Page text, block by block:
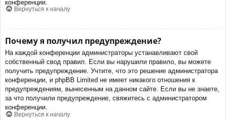
конференции.
Вернуться к началу
Почему я получил предупреждение?
На каждой конференции администраторы устанавливают свой
собственный свод правил. Если вы нарушили правило, вы можете
получить предупреждение. Учтите, что это решение администратора
конференции, и phpBB Limited не имеет никакого отношения к
предупреждениям, вынесенным на данном сайте. Если вы не знаете,
за что получили предупреждение, свяжитесь с администратором
конференции.
Вернуться к началу